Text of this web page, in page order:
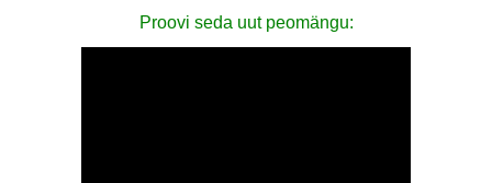
Proovi seda uut peomängu: